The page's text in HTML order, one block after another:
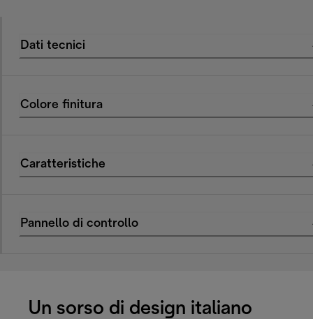
Dati tecnici
Colore finitura
Caratteristiche
Pannello di controllo
Un sorso di design italiano